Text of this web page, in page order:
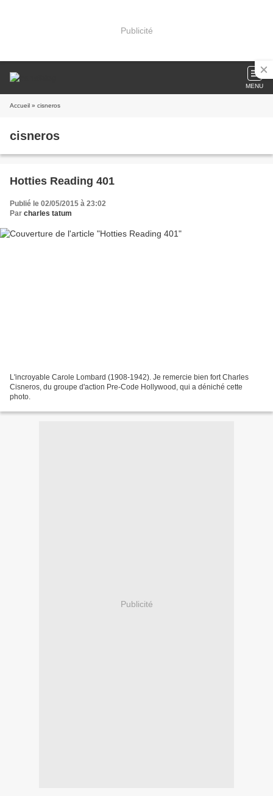
Publicité
MENU
Accueil » cisneros
cisneros
Hotties Reading 401
Publié le 02/05/2015 à 23:02
Par charles tatum
L'incroyable Carole Lombard (1908-1942). Je remercie bien fort Charles
Cisneros, du groupe d'action Pre-Code Hollywood, qui a déniché cette
photo.
Publicité